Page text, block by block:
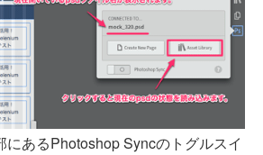
あるPhotoshop Syncのトグルスイ